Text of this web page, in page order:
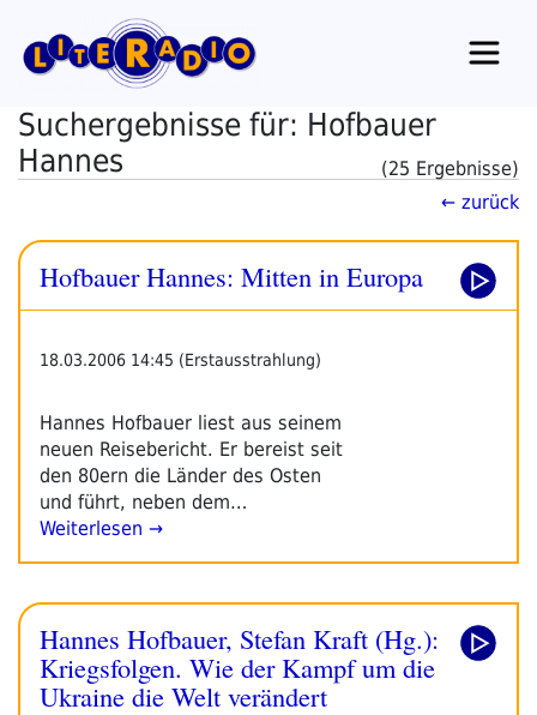
Inhalt
springen
Suchergebnisse für: Hofbauer
Hannes
(25 Ergebnisse)
← zurück
Hofbauer Hannes: Mitten in Europa
18.03.2006 14:45 (Erstausstrahlung)
Hannes Hofbauer liest aus seinem
neuen Reisebericht. Er bereist seit
den 80ern die Länder des Osten
und führt, neben dem…
Weiterlesen →
Hannes Hofbauer, Stefan Kraft (Hg.):
Kriegsfolgen. Wie der Kampf um die
Ukraine die Welt verändert